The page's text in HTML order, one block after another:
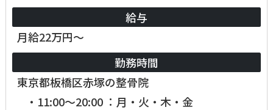
給与
月給22万円～
勤務時間
東京都板橋区赤塚の整骨院
・11:00～20:00 ：月・火・木・金